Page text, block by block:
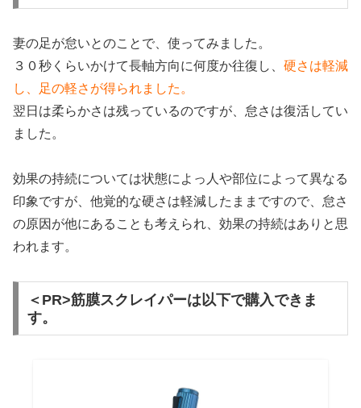
妻の足が怠いとのことで、使ってみました。
３０秒くらいかけて長軸方向に何度か往復し、 硬さは軽減
し、足の軽さが得られました。
翌日は柔らかさは残っているのですが、怠さは復活してい
ました。
効果の持続については状態によっ人や部位によって異なる
印象ですが、他覚的な硬さは軽減したままですので、怠さ
の原因が他にあることも考えられ、効果の持続はありと思
われます。
＜PR>筋膜スクレイパーは以下で購入できま
す。